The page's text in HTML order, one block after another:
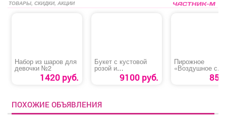
ТОВАРЫ, СКИДКИ, АКЦИИ
Набор из шаров для
девочки №2
1420 руб.
Букет с кустовой
розой и
альстромерией9100 руб.
Пирожное
«Воздушное с
кремом» 85
ПОХОЖИЕ ОБЪЯВЛЕНИЯ